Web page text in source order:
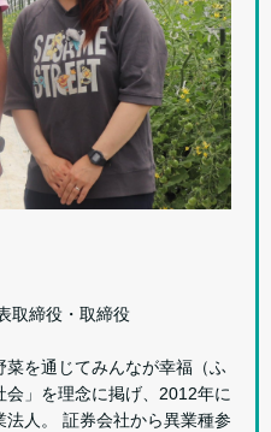
取締役・取締役
菜を通じてみんなが幸福（ふ
会」を理念に掲げ、2012年に
人。 証券会社から異業種参